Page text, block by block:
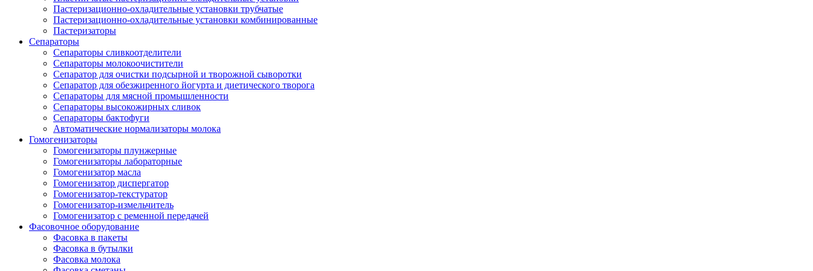
Пастеризационно-охладительные установки трубчатые
Пастеризационно-охладительные установки комбинированные
Пастеризаторы
Сепараторы
Сепараторы сливкоотделители
Сепараторы молокоочистители
Сепаратор для очистки подсырной и творожной сыворотки
Сепаратор для обезжиренного йогурта и диетического творога
Сепараторы для мясной промышленности
Сепараторы высокожирных сливок
Сепараторы бактофуги
Автоматические нормализаторы молока
Гомогенизаторы
Гомогенизаторы плунжерные
Гомогенизаторы лабораторные
Гомогенизатор масла
Гомогенизатор диспергатор
Гомогенизатор-текстуратор
Гомогенизатор-измельчитель
Гомогенизатор с ременной передачей
Фасовочное оборудование
Фасовка в пакеты
Фасовка в бутылки
Фасовка молока